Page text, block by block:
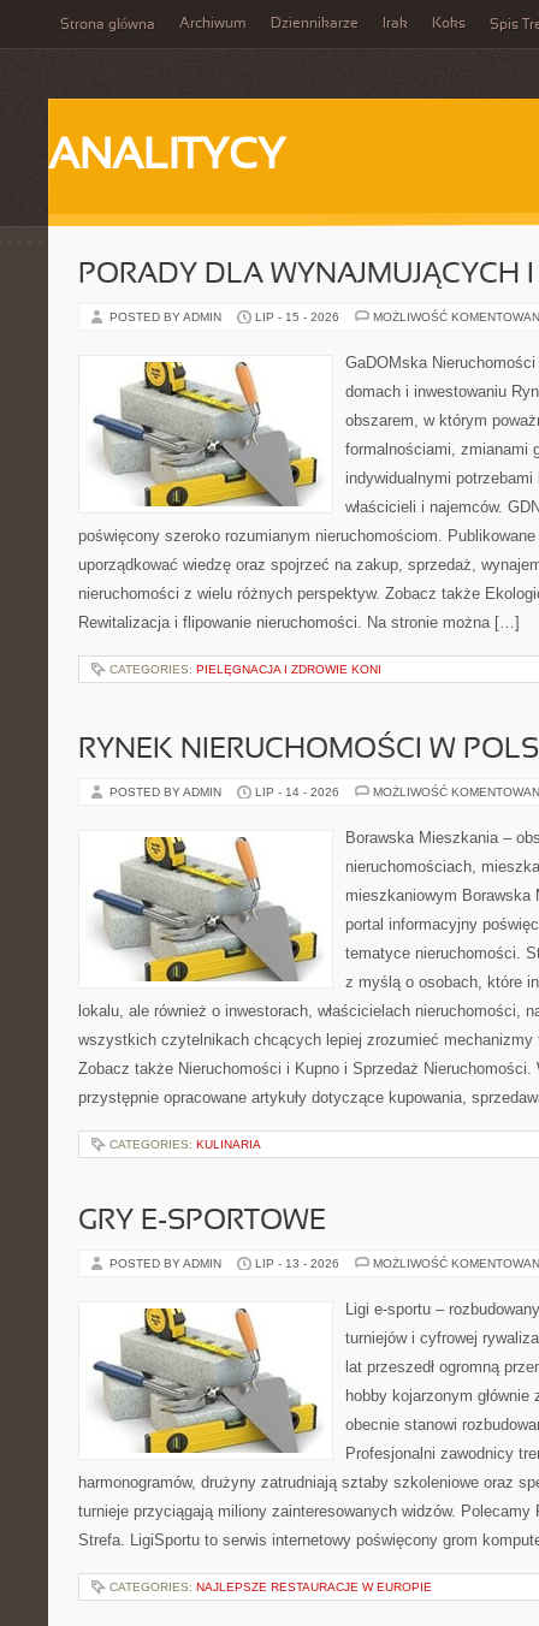
Strona główna Archiwum Dziennikarze Irak Koks Spis
ANALITYCY
PORADY DLA WYNAJMUJĄCYCH
POSTED BY ADMIN LIP - 15 - 2026 MOŻLIWOŚĆ
GaDOMska
domach i inwestowaniu
obszarem, w którym
formalnościami, zmianami
indywidualnymi
właścicieli i najemców.
poświęcony szeroko rozumianym nieruchomościom. Publikowane
uporządkować wiedzę oraz spojrzeć na zakup, sprzedaż,
nieruchomości z wielu różnych perspektyw. Zobacz także
Rewitalizacja i flipowanie nieruchomości. Na stronie można […]
CATEGORIES: PIELĘGNACJA I ZDROWIE KONI
RYNEK NIERUCHOMOŚCI W
POSTED BY ADMIN LIP - 14 - 2026 MOŻLIWOŚĆ
Borawska Mieszkania –
nieruchomościach,
mieszkaniowym Borawska
portal informacyjny
tematyce nieruchomości.
z myślą o osobach, które
lokalu, ale również o inwestorach, właścicielach nieruchomości,
wszystkich czytelnikach chcących lepiej zrozumieć mechanizmy
Zobacz także Nieruchomości i Kupno i Sprzedaż
przystępnie opracowane artykuły dotyczące kupowania,
CATEGORIES: KULINARIA
GRY E-SPORTOWE
POSTED BY ADMIN LIP - 13 - 2026 MOŻLIWOŚĆ
Ligi e-sportu –
turniejów i cyfrowej
lat przeszedł ogromną
hobby kojarzonym
obecnie stanowi
Profesjonalni zawodnicy
harmonogramów, drużyny zatrudniają sztaby szkoleniowe oraz
turnieje przyciągają miliony zainteresowanych widzów.
Strefa. LigiSportu to serwis internetowy poświęcony grom
CATEGORIES: NAJLEPSZE RESTAURACJE W EUROPIE